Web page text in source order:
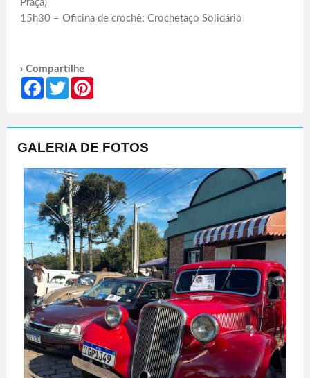
Praça)
15h30 – Oficina de crochê: Crochetaço Solidário
› Compartilhe
FacebookTwitter
GALERIA DE FOTOS